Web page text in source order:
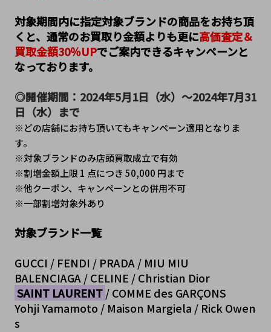
対象期間内に指定対象ブランドの商品をお持ち頂
くと、通常のお買取り金額よりも更に高価査定＆
買取金額30％UPでご案内できるキャンペーンと
なっております。
◎開催期間：2024年5月1日（水）～2024年7月31
日（水）まで
※どの店舗にお持ち頂いてもキャンペーン適用となりま
す。
※対象ブランドのみ店頭買取成立で有効
※割増金額上限 1 点につき 50,000 円まで
※他クーポン、キャンペーンとの併用不可
※一部割増対象外あり
対象ブランド一覧
GUCCI / FENDI / PRADA / MIU MIU
BALENCIAGA /CELINE / Christian Dior
SAINT LAURENT / COMME des GARÇONS
Yohji Yamamoto / Maison Margiela / Rick Owen
s